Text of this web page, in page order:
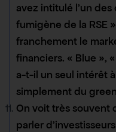
avez intitulé l’un
fumigène de la RSE
franchement le
financiers. « Blue »,
a-t-il un seul intérêt
simplement du
On voit très souvent
parler